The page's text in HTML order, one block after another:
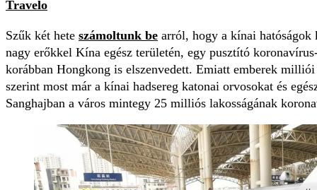
Travelo
Szűk két hete számoltunk be arról, hogy a kínai hatóságok
nagy erőkkel Kína egész területén, egy pusztító
korábban Hongkong is elszenvedett. Emiatt emberek
szerint most már a kínai hadsereg katonai orvosokat és
Sanghajban a város mintegy 25 milliós lakosságának